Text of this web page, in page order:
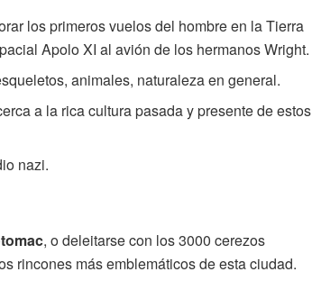
los primeros vuelos del hombre en la Tierra
Apolo XI al avión de los hermanos Wright.
animales, naturaleza en general.
a la rica cultura pasada y presente de estos
nazi.
, o deleitarse con los 3000 cerezos
rincones más emblemáticos de esta ciudad.